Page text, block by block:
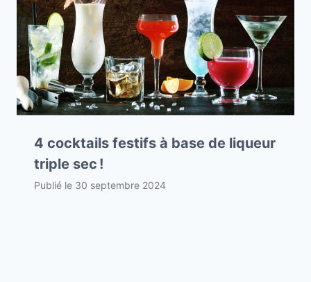
4 cocktails festifs à base de liqueur
triple sec !
Publié le 30 septembre 2024